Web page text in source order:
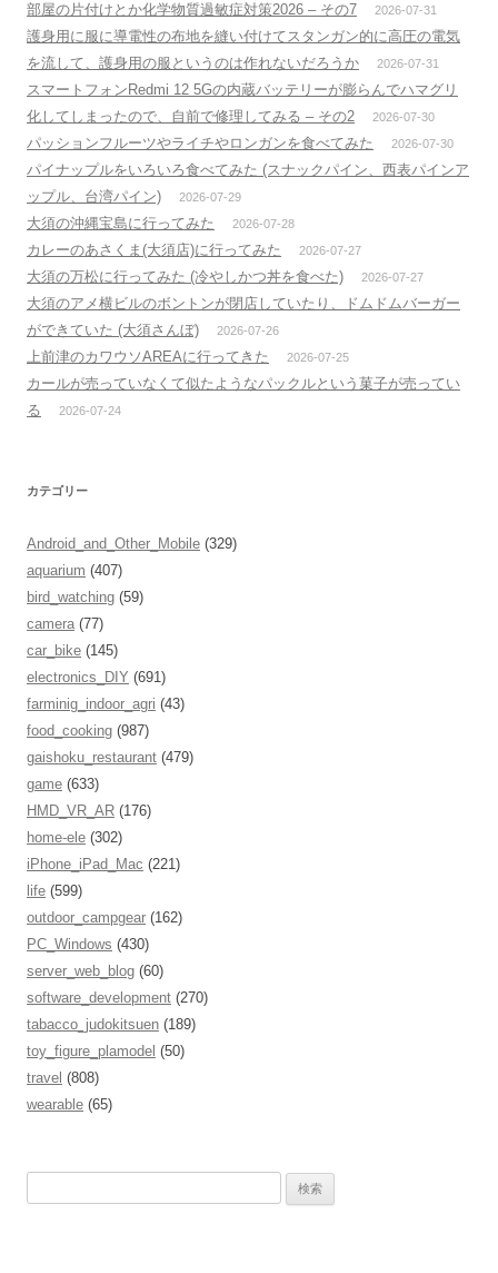
部屋の片付けとか化学物質過敏症対策2026 – その7 2026-07-31
護身用に服に導電性の布地を縫い付けてスタンガン的に高圧の電気
を流して、護身用の服というのは作れないだろうか
2026-07-31
スマートフォンRedmi 12 5Gの内蔵バッテリーが膨らんでハマグリ
化してしまったので、自前で修理してみる – その2
2026-07-30
パッションフルーツやライチやロンガンを食べてみた 2026-07-30
パイナップルをいろいろ食べてみた (スナックパイン、西表パインア
ップル、台湾パイン)
2026-07-29
大須の沖縄宝島に行ってみた 2026-07-28
カレーのあさくま(大須店)に行ってみた 2026-07-27
大須の万松に行ってみた (冷やしかつ丼を食べた) 2026-07-27
大須のアメ横ビルのボントンが閉店していたり、ドムドムバーガー
ができていた (大須さんぼ)
2026-07-26
上前津のカワウソAREAに行ってきた 2026-07-25
カールが売っていなくて似たようなパックルという菓子が売ってい
る
2026-07-24
カテゴリー
Android_and_Other_Mobile (329)
aquarium (407)
bird_watching (59)
camera (77)
car_bike (145)
electronics_DIY (691)
farminig_indoor_agri (43)
food_cooking (987)
gaishoku_restaurant (479)
game (633)
HMD_VR_AR (176)
home-ele (302)
iPhone_iPad_Mac (221)
life (599)
outdoor_campgear (162)
PC_Windows (430)
server_web_blog (60)
software_development (270)
tabacco_judokitsuen (189)
toy_figure_plamodel (50)
travel (808)
wearable (65)